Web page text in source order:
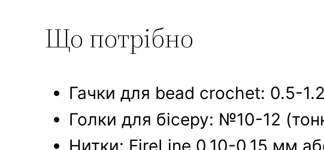
Що потрібно
Гачки для bead crochet: 0.5-
Голки для бісеру: №10-12